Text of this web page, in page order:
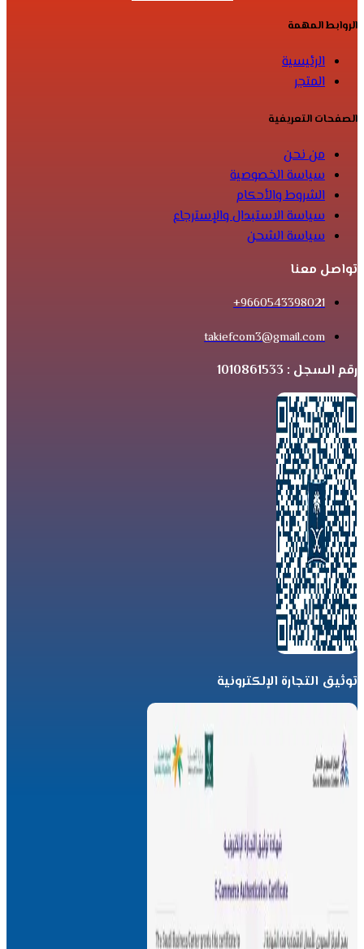
الروابط المهمة
الرئيسية
المتجر
الصفحات التعريفية
من نحن
سياسة الخصوصية
الشروط والأحكام
سياسة الاستبدال والإسترجاع
سياسة الشحن
تواصل معنا
9660543398021+
takiefcom3@gmail.com
رقم السجل : 1010861533
توثيق التجارة الإلكترونية